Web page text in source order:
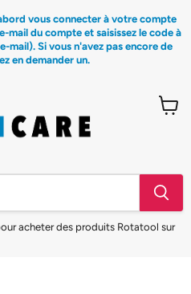
vous connecter à votre compte
mail du compte et saisissez le code à
mail). Si vous n'avez pas encore de
en demander un.
acheter des produits Rotatool sur